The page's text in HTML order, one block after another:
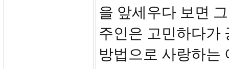
을 앞세우다 보면
주인은 고민하다가
방법으로 사랑하는